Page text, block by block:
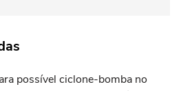
possível ciclone-bomba no